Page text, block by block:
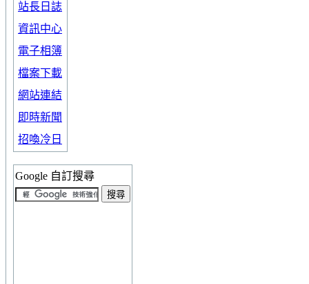
站長日誌
資訊中心
電子相簿
檔案下載
網站連結
即時新聞
招喚冷日
Google 自訂搜尋